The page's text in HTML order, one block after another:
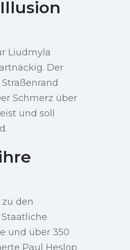
Liudmyla
Der
Schmerz über
und soll
den
und über 350
Paul Heslop